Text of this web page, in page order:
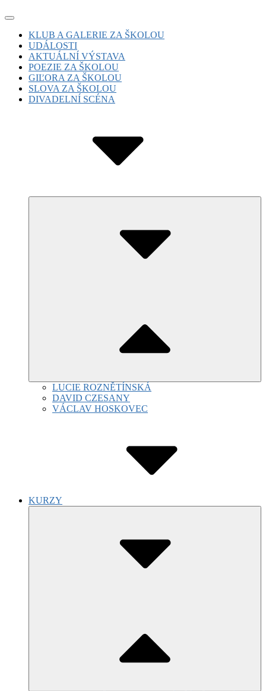
Skip
content
Site
Navigation
Site
Navigation
KLUB A GALERIE ZA ŠKOLOU
UDÁLOSTI
AKTUÁLNÍ VÝSTAVA
POEZIE ZA ŠKOLOU
GIĽORA ZA ŠKOLOU
SLOVA ZA ŠKOLOU
DIVADELNÍ SCÉNA
LUCIE ROZNĚTÍNSKÁ
DAVID CZESANY
VÁCLAV HOSKOVEC
KURZY